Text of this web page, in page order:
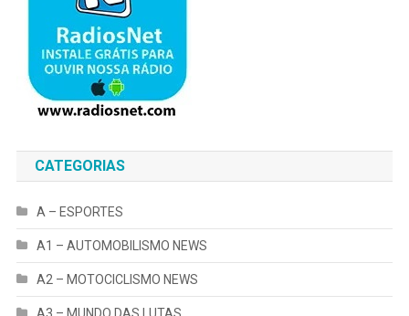
CATEGORIAS
A – ESPORTES
A1 – AUTOMOBILISMO NEWS
A2 – MOTOCICLISMO NEWS